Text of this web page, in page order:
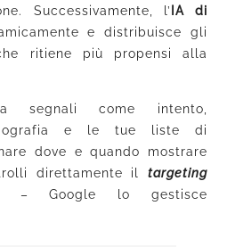
Successivamente, l’ IA di
e distribuisce gli
ritiene più propensi alla
segnali come intento,
e le tue liste di
dove e quando mostrare
direttamente il targeting
Google lo gestisce